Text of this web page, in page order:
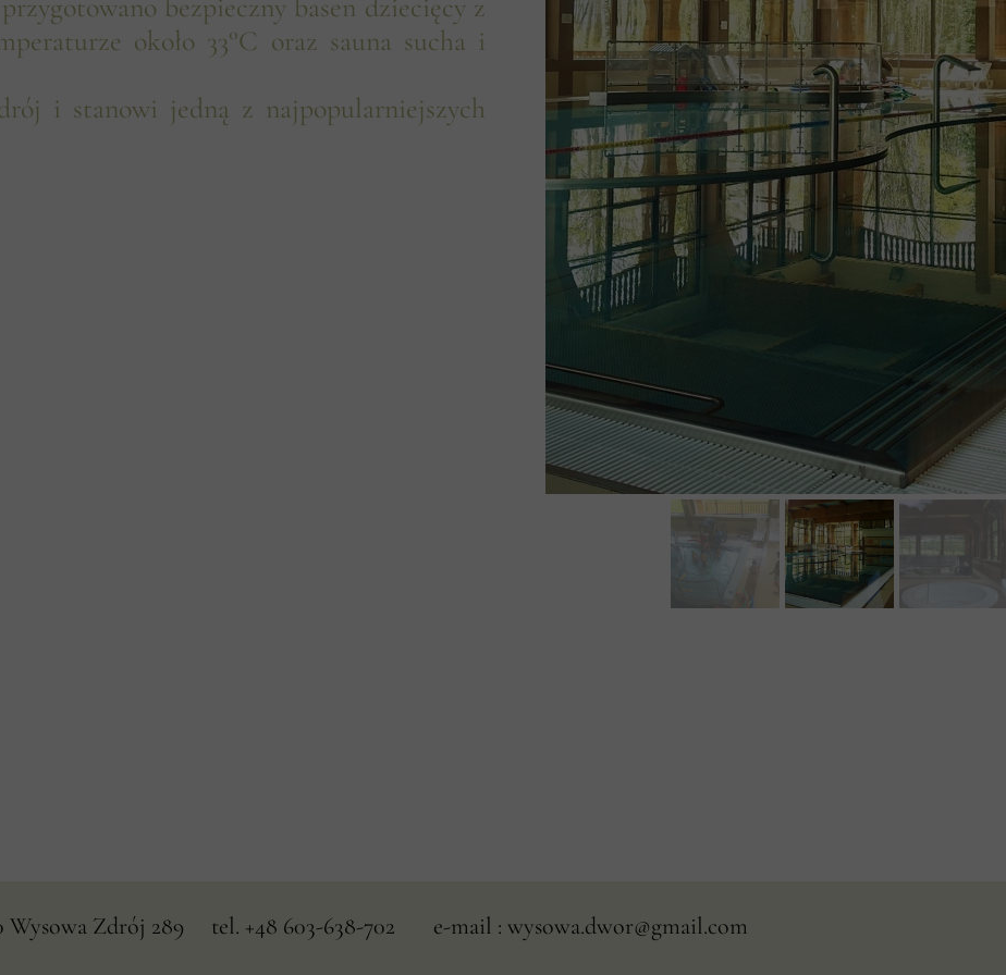
bezpieczny basen dziecięcy z
około 33°C oraz sauna sucha i
i stanowi jedną z najpopularniejszych
Zdrój 289 tel. +48 603-638-702 e-mail : wysowa.dwor@gmail.com